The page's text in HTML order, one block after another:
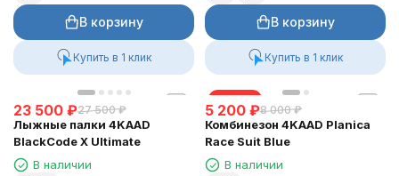
В корзину
Купить в 1 клик
В корзину
Купить в 1 клик
23 500 ₽27 500 ₽
Лыжные палки 4KAAD
BlackCode X Ultimate
В наличии
скидка
5 200 ₽8 000 ₽
Комбинезон 4KAAD Planica
Race Suit Blue
В наличии